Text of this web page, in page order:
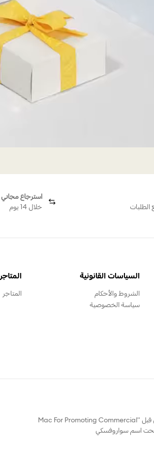
استرجاع مجاني
خلال 14 يوم
السياسات القانونية
الشروط والأحكام
سياسة الخصوصية
المتاجر
المتاجر
© يتم تشغيل هذا الموقع الالكتروني من قبل "Mac For Promoting Commercial